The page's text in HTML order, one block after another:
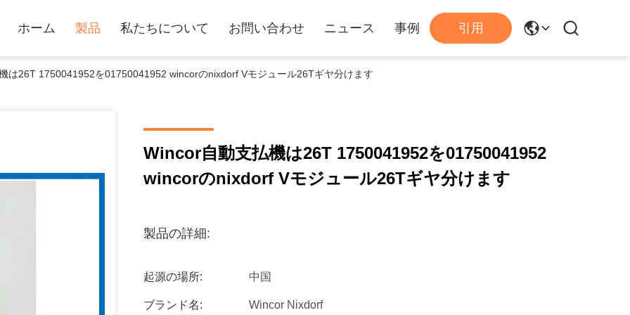
ホーム 製品 私たちについて お問い合わせ ニュース 事例 引用
は26T 1750041952を01750041952 wincorのnixdorf Vモジュール26Tギヤ分けます
Wincor自動支払機は26T 1750041952を01750041952
wincorのnixdorf Vモジュール26Tギヤ分けます
製品の詳細:
起源の場所: 中国
ブランド名: Wincor Nixdorf